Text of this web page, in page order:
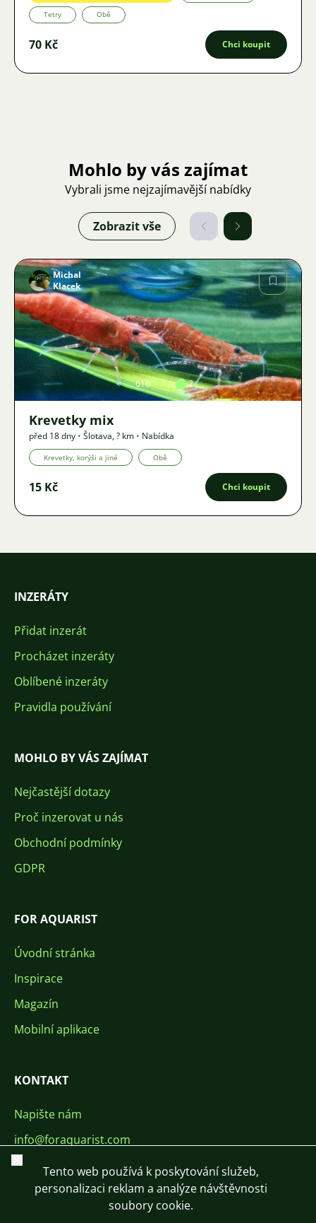
Tetry Obě
70 Kč Chci koupit
Mohlo by vás zajímat
Vybrali jsme nejzajímavější nabídky
Zobrazit vše
Obrázek
Michal
Klacek
616 2
Krevetky mix
před 18 dny • Šlotava,? km • Nabídka
Krevetky, korýši a jiné Obě
15 Kč Chci koupit
INZERÁTY
Přidat inzerát
Procházet inzeráty
Oblíbené inzeráty
Pravidla používání
MOHLO BY VÁS ZAJÍMAT
Nejčastější dotazy
Proč inzerovat u nás
Obchodní podmínky
GDPR
FOR AQUARIST
Úvodní stránka
Inspirace
Magazín
Mobilní aplikace
KONTAKT
Napište nám
info@foraquarist.com
+420 603 449 602
Zavřít
Tento web používá k poskytování služeb,
personalizaci reklam a analýze návštěvnosti
soubory cookie.